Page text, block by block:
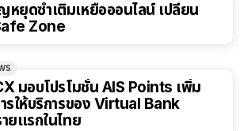
หยุดซ้ำเติมเหยื่อออนไลน์ เปลี่ยน
Zone
มอบโปรโมชั่น AIS Points เพิ่ม
รให้บริการของ Virtual Bank
ายแรกในไทย